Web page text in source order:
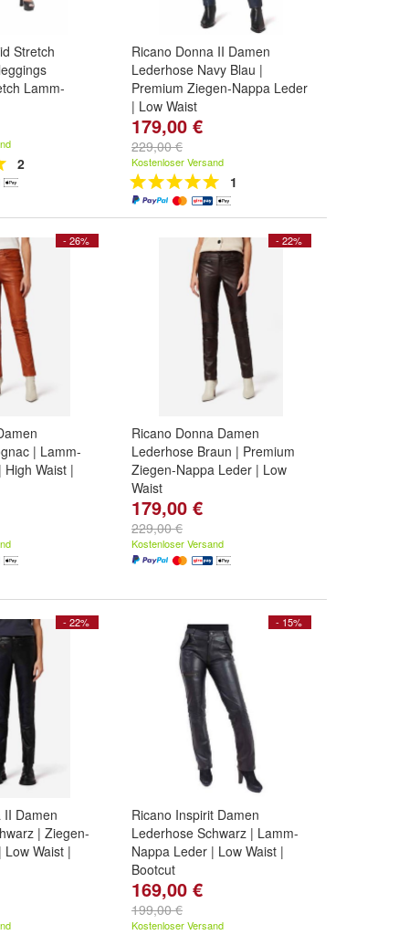
Stretch
Lamm-
2
Ricano Donna II Damen
Lederhose Navy Blau |
Premium Ziegen-Nappa Leder
| Low Waist
Größe:2XL,
...
179,00 €
229,00 €
Kostenloser Versand
1
- 26%
| Lamm-
Waist |
- 22%
Ricano Donna Damen
Lederhose Braun | Premium
Ziegen-Nappa Leder | Low
Waist
Größe:2XL,
...
179,00 €
229,00 €
Kostenloser Versand
- 22%
II Damen
| Ziegen-
Waist |
- 15%
Ricano Inspirit Damen
Lederhose Schwarz | Lamm-
Nappa Leder | Low Waist |
Bootcut
Größe:2XL,
...
169,00 €
199,00 €
Kostenloser Versand